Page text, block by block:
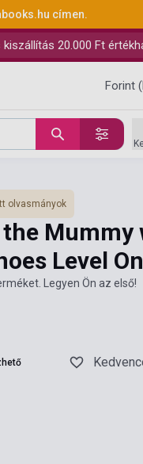
címen.
20.000 Ft
Forint
olvasmányok
Mummy
Level
Legyen Ön az első!